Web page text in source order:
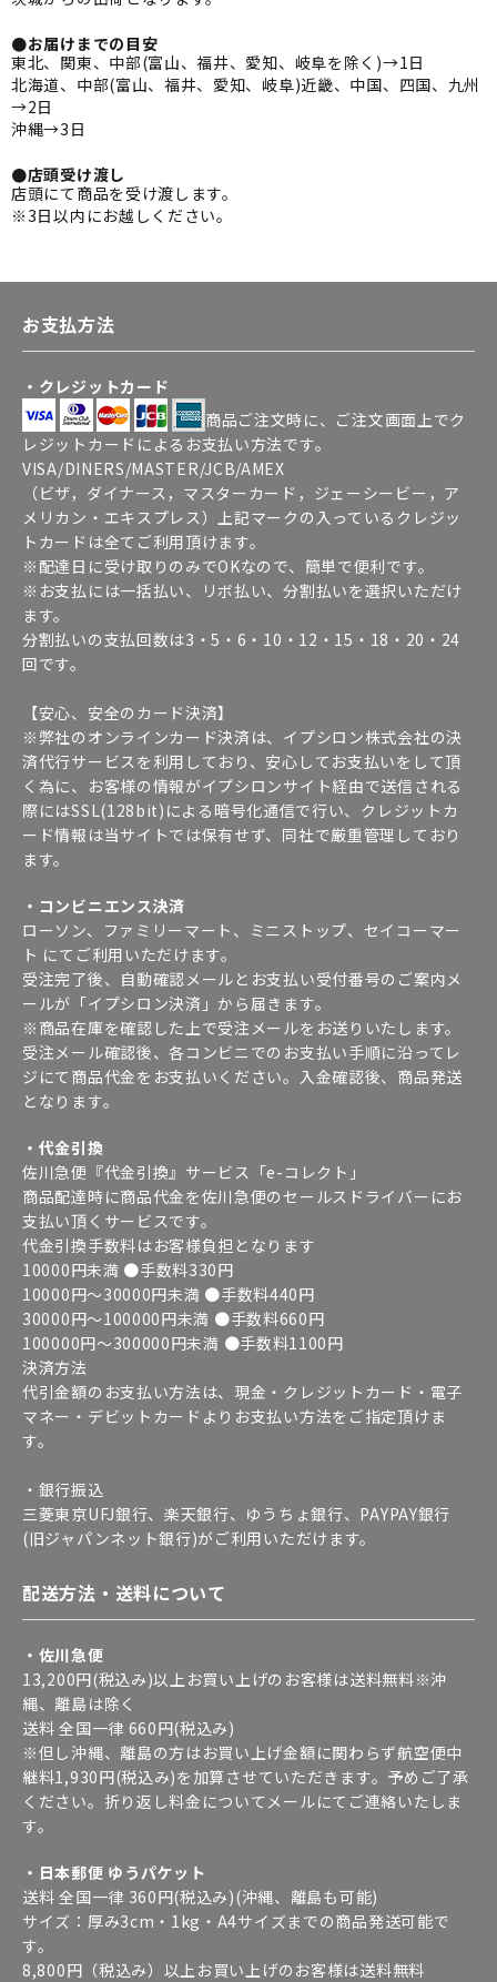
●お届けまでの目安
東北、関東、中部(富山、福井、愛知、岐阜を除く)→1日
北海道、中部(富山、福井、愛知、岐阜)近畿、中国、四国、九州
→2日
沖縄→3日
●店頭受け渡し
店頭にて商品を受け渡します。
※3日以内にお越しください。
お支払方法
・クレジットカード
商品ご注文時に、ご注文画面上でク
レジットカードによるお支払い方法です。
VISA/DINERS/MASTER/JCB/AMEX
（ビザ，ダイナース，マスターカード，ジェーシービー，ア
メリカン・エキスプレス）上記マークの入っているクレジッ
トカードは全てご利用頂けます。
※配達日に受け取りのみでOKなので、簡単で便利です。
※お支払には一括払い、リボ払い、分割払いを選択いただけ
ます。
分割払いの支払回数は3・5・6・10・12・15・18・20・24
回です。
【安心、安全のカード決済】
※弊社のオンラインカード決済は、イプシロン株式会社の決
済代行サービスを利用しており、安心してお支払いをして頂
く為に、お客様の情報がイプシロンサイト経由で送信される
際にはSSL(128bit)による暗号化通信で行い、クレジットカ
ード情報は当サイトでは保有せず、同社で厳重管理しており
ます。
・コンビニエンス決済
ローソン、ファミリーマート、ミニストップ、セイコーマー
ト にてご利用いただけます。
受注完了後、自動確認メールとお支払い受付番号のご案内メ
ールが「イプシロン決済」から届きます。
※商品在庫を確認した上で受注メールをお送りいたします。
受注メール確認後、各コンビニでのお支払い手順に沿ってレ
ジにて商品代金をお支払いください。入金確認後、商品発送
となります。
・代金引換
佐川急便『代金引換』サービス「e-コレクト」
商品配達時に商品代金を佐川急便のセールスドライバーにお
支払い頂くサービスです。
代金引換手数料はお客様負担となります
10000円未満 ●手数料330円
10000円～30000円未満 ●手数料440円
30000円～100000円未満 ●手数料660円
100000円～300000円未満 ●手数料1100円
決済方法
代引金額のお支払い方法は、現金・クレジットカード・電子
マネー・デビットカードよりお支払い方法をご指定頂けま
す。
・銀行振込
三菱東京UFJ銀行、楽天銀行、ゆうちょ銀行、PAYPAY銀行
(旧ジャパンネット銀行)がご利用いただけます。
配送方法・送料について
・佐川急便
13,200円(税込み)以上お買い上げのお客様は送料無料※沖
縄、離島は除く
送料 全国一律 660円(税込み)
※但し沖縄、離島の方はお買い上げ金額に関わらず航空便中
継料1,930円(税込み)を加算させていただきます。予めご了承
ください。折り返し料金についてメールにてご連絡いたしま
す。
・日本郵便 ゆうパケット
送料 全国一律 360円(税込み)(沖縄、離島も可能)
サイズ：厚み3cm・1kg・A4サイズまでの商品発送可能で
す。
8,800円（税込み）以上お買い上げのお客様は送料無料